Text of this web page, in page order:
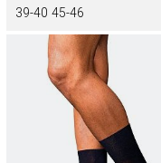
39-40 45-46